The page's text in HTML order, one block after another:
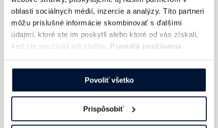
oblasti sociálnych médií, inzercie a analýzy. Títo partneri
môžu príslušné informácie skombinovať s ďalšími
údajmi, ktoré ste im poskytli alebo ktoré od vás získali,
keď ste používali ich služby. Pravidlá používania
cookiesna našej stránke.
Povoliť všetko
Prispôsobiť
hello world!
Kontaktujte nás
Interactive Advertising Bureau Slovakia
Zochova 754/ 6-8, 811 03